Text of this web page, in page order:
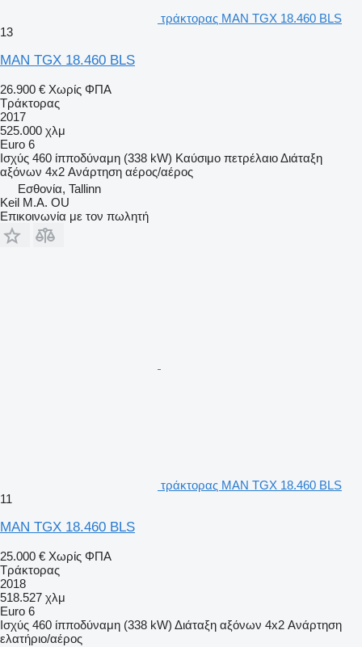
τράκτορας MAN TGX 18.460 BLS
13
MAN TGX 18.460 BLS
26.900 € Χωρίς ΦΠΑ
Τράκτορας
2017
525.000 χλμ
Euro 6
Ισχύς 460 ίπποδύναμη (338 kW) Καύσιμο πετρέλαιοΔιάταξη
αξόνων 4x2 Ανάρτηση αέρος/αέρος
Εσθονία, Tallinn
Keil M.A. OU
Επικοινωνία με τον πωλητή
τράκτορας MAN TGX 18.460 BLS
11
MAN TGX 18.460 BLS
25.000 € Χωρίς ΦΠΑ
Τράκτορας
2018
518.527 χλμ
Euro 6
Ισχύς 460 ίπποδύναμη (338 kW) Διάταξη αξόνων 4x2 Ανάρτηση
ελατήριο/αέρος